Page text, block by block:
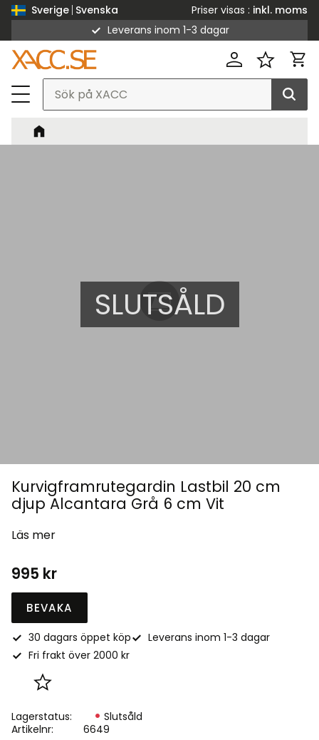
Sverige Svenska Priser visas
inkl. moms
Leverans inom 1-3 dagar
SLUTSÅLD
Kurvigframrutegardin Lastbil 20 cm
djup Alcantara Grå 6 cm Vit
Läs mer
995 kr
Lägg till i favoriter
BEVAKA
30 dagars öppet köp
Leverans inom 1-3 dagar
Fri frakt över 2000 kr
Lagerstatus
Slutsåld
Artikelnr
6649